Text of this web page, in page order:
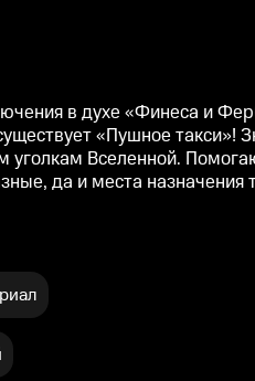
в духе «Финеса и
«Пушное
Вселенной.
да и места